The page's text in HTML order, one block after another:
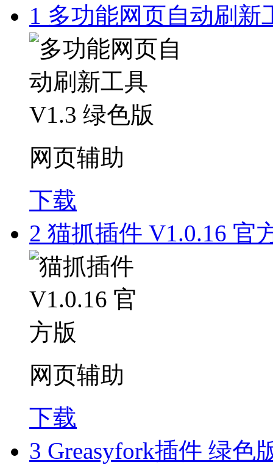
1 多功能网页自动刷新
网页辅助
下载
2 猫抓插件 V1.0.16 官
网页辅助
下载
3 Greasyfork插件 绿色